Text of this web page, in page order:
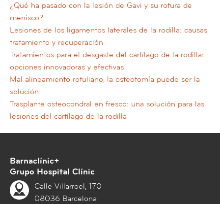
¿Qué ha pasado con la lesión de Gavi y su rotura de
menisco?
Lesiones de los ligamentos laterales de la rodilla: causas,
tratamiento y recuperación
Tratamientos para el desgaste del cartílago de la rodilla:
opciones innovadoras y efectivas
Mal alineamiento rotuliano, la osteotomía puede ser la
solución
Trasplante osteocondral en fresco: una solución para las
lesiones del cartílago de la rodilla
Barnaclínic+
Grupo Hospital Clínic
Calle Villarroel, 170
08036 Barcelona